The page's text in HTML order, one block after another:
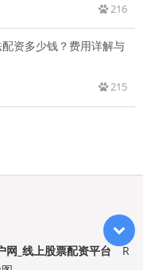
216
资多少钱？费用详解与
215
网_线上股票配资平台
R